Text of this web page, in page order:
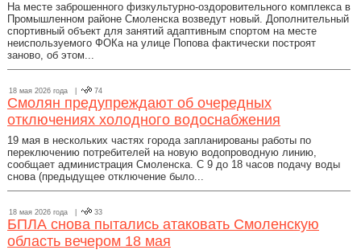
На месте заброшенного физкультурно-оздоровительного комплекса в
Промышленном районе Смоленска возведут новый. Дополнительный
спортивный объект для занятий адаптивным спортом на месте
неиспользуемого ФОКа на улице Попова фактически построят
заново, об этом...
18 мая 2026 года | 74
Смолян предупреждают об очередных
отключениях холодного водоснабжения
19 мая в нескольких частях города запланированы работы по
переключению потребителей на новую водопроводную линию,
сообщает администрация Смоленска. С 9 до 18 часов подачу воды
снова (предыдущее отключение было...
18 мая 2026 года | 33
БПЛА снова пытались атаковать Смоленскую
область вечером 18 мая